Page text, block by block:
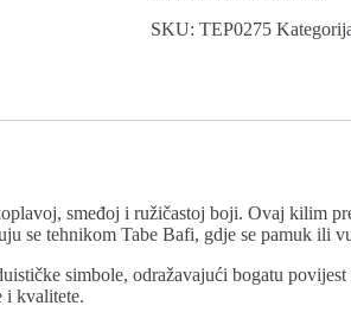
SKU: TEP0275
smeđoj i ružičastoj boji. Ovaj kilim
se tehnikom Tabe Bafi, gdje se pamuk ili
simbole, odražavajući bogatu
i kvalitete.